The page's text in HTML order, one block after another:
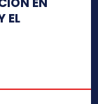
EL